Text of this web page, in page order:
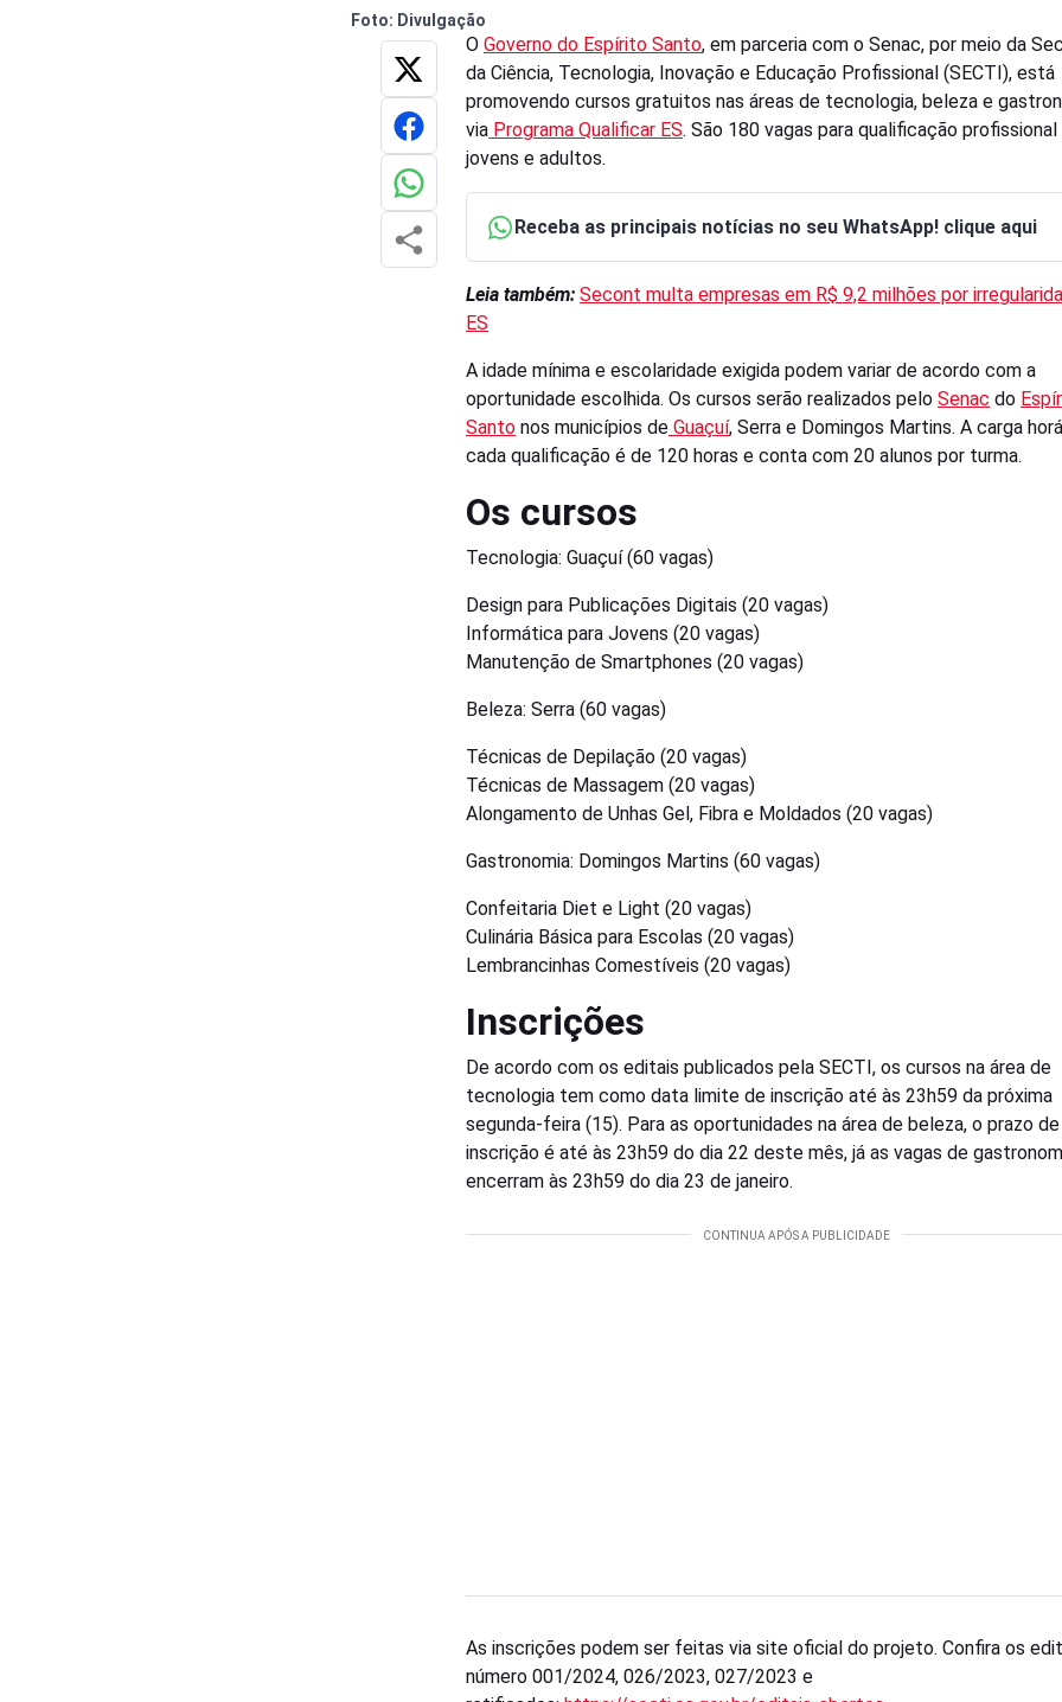
Foto: Divulgação
O Governo do Espírito Santo, em parceria com o Senac, por meio da
da Ciência, Tecnologia, Inovação e Educação Profissional (SECTI), está
promovendo cursos gratuitos nas áreas de tecnologia, beleza e
via Programa Qualificar ES. São 180 vagas para qualificação profissional
jovens e adultos.
Receba as principais notícias no seu WhatsApp! clique aqui
Leia também: Secont multa empresas em R$ 9,2 milhões por
ES
A idade mínima e escolaridade exigida podem variar de acordo com a
oportunidade escolhida. Os cursos serão realizados pelo Senac do
Santo nos municípios de Guaçuí, Serra e Domingos Martins. A carga
cada qualificação é de 120 horas e conta com 20 alunos por turma.
Os cursos
Tecnologia: Guaçuí (60 vagas)
Design para Publicações Digitais (20 vagas)
Informática para Jovens (20 vagas)
Manutenção de Smartphones (20 vagas)
Beleza: Serra (60 vagas)
Técnicas de Depilação (20 vagas)
Técnicas de Massagem (20 vagas)
Alongamento de Unhas Gel, Fibra e Moldados (20 vagas)
Gastronomia: Domingos Martins (60 vagas)
Confeitaria Diet e Light (20 vagas)
Culinária Básica para Escolas (20 vagas)
Lembrancinhas Comestíveis (20 vagas)
Inscrições
De acordo com os editais publicados pela SECTI, os cursos na área de
tecnologia tem como data limite de inscrição até às 23h59 da próxima
segunda-feira (15). Para as oportunidades na área de beleza, o prazo de
inscrição é até às 23h59 do dia 22 deste mês, já as vagas de
encerram às 23h59 do dia 23 de janeiro.
As inscrições podem ser feitas via site oficial do projeto. Confira os
número 001/2024, 026/2023, 027/2023 e